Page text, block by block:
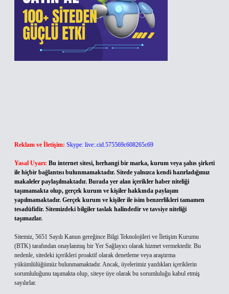
Reklam ve İletişim: Skype: live:.cid.575569c608265c69
Yasal Uyarı: Bu internet sitesi, herhangi bir marka, kurum veya şahıs şirketi
ile hiçbir bağlantısı bulunmamaktadır. Sitede yalnızca kendi hazırladığımız
makaleler paylaşılmaktadır. Burada yer alan içerikler haber niteliği
taşımamakta olup, gerçek kurum ve kişiler hakkında paylaşım
yapılmamaktadır. Gerçek kurum ve kişiler ile isim benzerlikleri tamamen
tesadüfidir. Sitemizdeki bilgiler taslak halindedir ve tavsiye niteliği
taşımazlar.
Sitemiz, 5651 Sayılı Kanun gereğince Bilgi Teknolojileri ve İletişim Kurumu
(BTK) tarafından onaylanmış bir Yer Sağlayıcı olarak hizmet vermektedir. Bu
nedenle, sitedeki içerikleri proaktif olarak denetleme veya araştırma
yükümlülüğümüz bulunmamaktadır. Ancak, üyelerimiz yazdıkları içeriklerin
sorumluluğunu taşımakta olup, siteye üye olarak bu sorumluluğu kabul etmiş
sayılırlar.